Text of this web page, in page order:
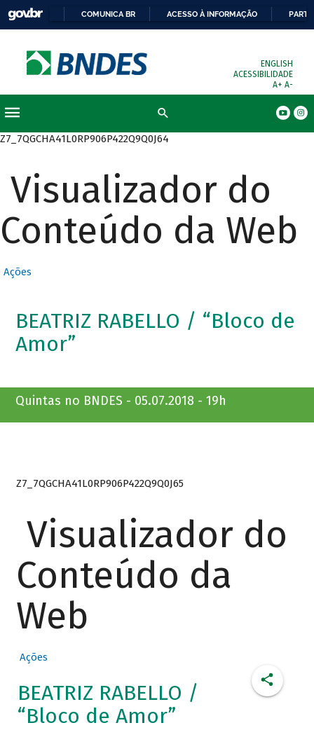
COMUNICA BR ACESSO À INFORMAÇÃO
ENGLISH
ACESSIBILIDADE
A+ A-
Z7_7QGCHA41L0RP906P422Q9Q0J64
Visualizador do
Conteúdo da Web
Ações
BEATRIZ RABELLO / “Bloco de
Amor”
Quintas no BNDES - 05.07.2018 - 19h
Z7_7QGCHA41L0RP906P422Q9Q0J65
Visualizador do
Conteúdo da
Web
Ações
BEATRIZ RABELLO /
“Bloco de Amor”